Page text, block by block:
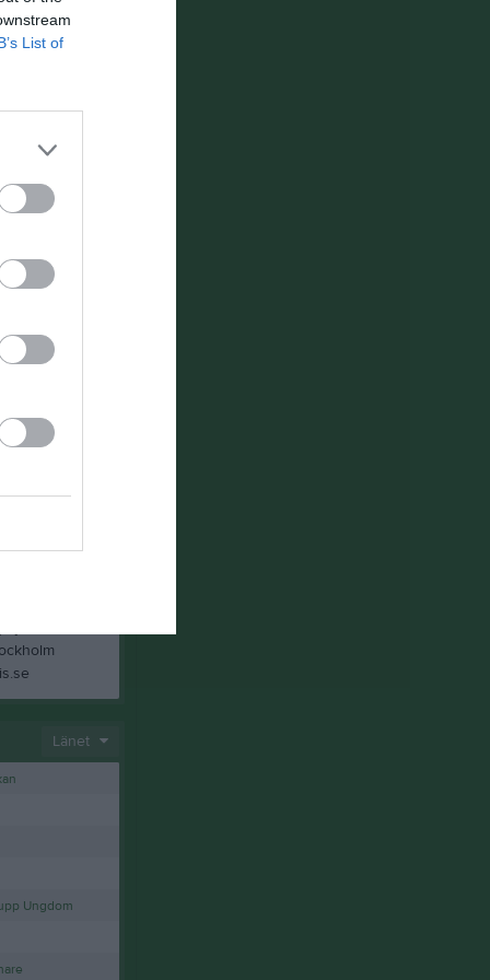
List of
35,
Länet
Ungdom